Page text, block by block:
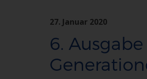
27. Januar 2020
6.